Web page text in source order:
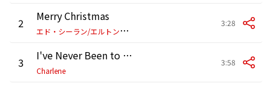
2
Merry Christmas
エ
ド・シーラン/エルトン・ジョン
3:28
3 I've Never Been to Me (Re-Recorded)
Charlene
3:58